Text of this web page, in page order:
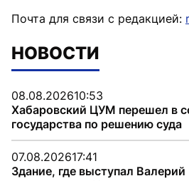
Почта для связи с редакцией:
НОВОСТИ
08.08.202610:53
Хабаровский ЦУМ перешел в
государства по решению суда
07.08.202617:41
Здание, где выступал